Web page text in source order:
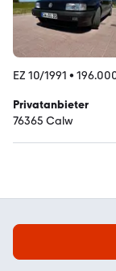
EZ 10/1991 •
Privatanbieter
76365 Calw